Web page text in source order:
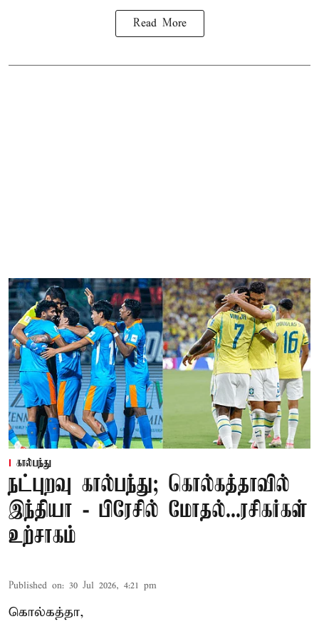
Read More
கால்பந்து
நட்புறவு கால்பந்து; கொல்கத்தாவில்
இந்தியா - பிரேசில் மோதல்...ரசிகர்கள்
உற்சாகம்
Published on: 30 Jul 2026, 4:21 pm
கொல்கத்தா,